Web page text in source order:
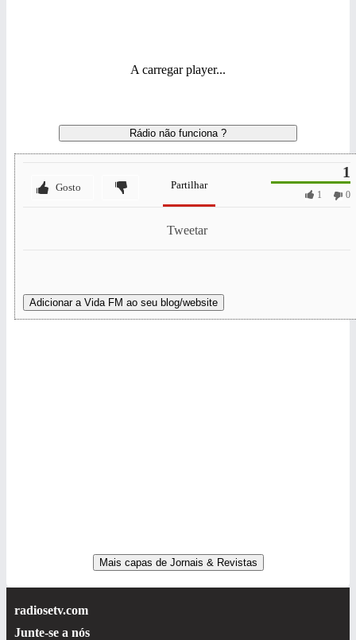
A carregar player...
Rádio não funciona ?
Gosto Partilhar
1
0
1
Tweetar
Adicionar a Vida FM ao seu blog/website
Mais capas de Jornais & Revistas
radiosetv.com
Junte-se a nós